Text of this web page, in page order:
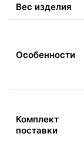
Вес изделия
Особенности
Комплект
поставки